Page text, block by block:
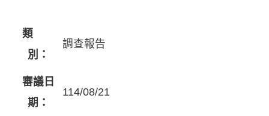
類
別：
調查報告
審議日
期：
114/08/21